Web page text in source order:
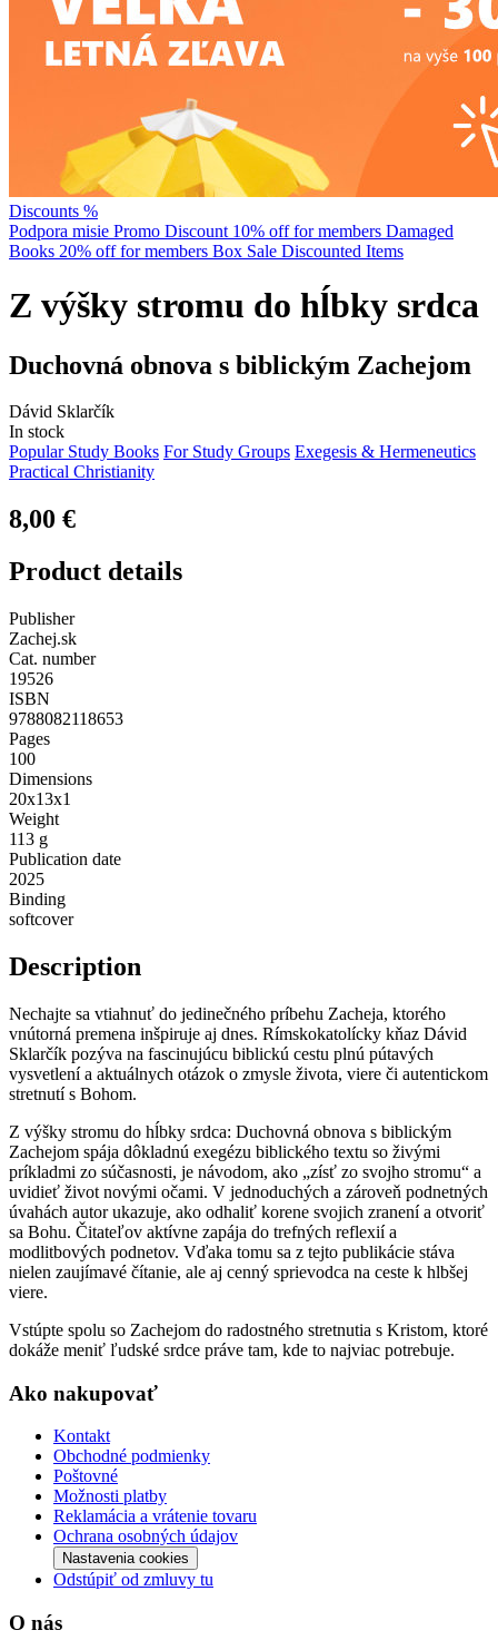
Discounts %
Podpora misie Promo Discount 10% off for members Damaged
Books 20% off for members Box Sale Discounted Items
Z výšky stromu do hĺbky srdca
Duchovná obnova s biblickým Zachejom
Dávid Sklarčík
In stock
Popular Study Books For Study Groups Exegesis & Hermeneutics
Practical Christianity
8,00 €
Product details
Publisher
Zachej.sk
Cat. number
19526
ISBN
9788082118653
Pages
100
Dimensions
20x13x1
Weight
113 g
Publication date
2025
Binding
softcover
Description
Nechajte sa vtiahnuť do jedinečného príbehu Zacheja, ktorého
vnútorná premena inšpiruje aj dnes. Rímskokatolícky kňaz Dávid
Sklarčík pozýva na fascinujúcu biblickú cestu plnú pútavých
vysvetlení a aktuálnych otázok o zmysle života, viere či autentickom
stretnutí s Bohom.
Z výšky stromu do hĺbky srdca: Duchovná obnova s biblickým
Zachejom spája dôkladnú exegézu biblického textu so živými
príkladmi zo súčasnosti, je návodom, ako „zísť zo svojho stromu“ a
uvidieť život novými očami. V jednoduchých a zároveň podnetných
úvahách autor ukazuje, ako odhaliť korene svojich zranení a otvoriť
sa Bohu. Čitateľov aktívne zapája do trefných reflexií a
modlitbových podnetov. Vďaka tomu sa z tejto publikácie stáva
nielen zaujímavé čítanie, ale aj cenný sprievodca na ceste k hlbšej
viere.
Vstúpte spolu so Zachejom do radostného stretnutia s Kristom, ktoré
dokáže meniť ľudské srdce práve tam, kde to najviac potrebuje.
Ako nakupovať
Kontakt
Obchodné podmienky
Poštovné
Možnosti platby
Reklamácia a vrátenie tovaru
Ochrana osobných údajov
Nastavenia cookies
Odstúpiť od zmluvy tu
O nás